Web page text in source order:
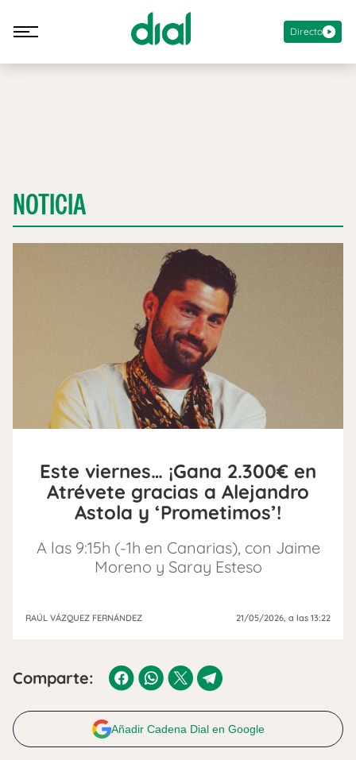
Directo
NOTICIA
Este viernes… ¡Gana 2.300€ en
Atrévete gracias a Alejandro
Astola y ‘Prometimos’!
A las 9:15h (-1h en Canarias), con Jaime
Moreno y Saray Esteso
RAÚL VÁZQUEZ FERNÁNDEZ 21/05/2026, a las 13:22
Comparte:
Añadir Cadena Dial en Google